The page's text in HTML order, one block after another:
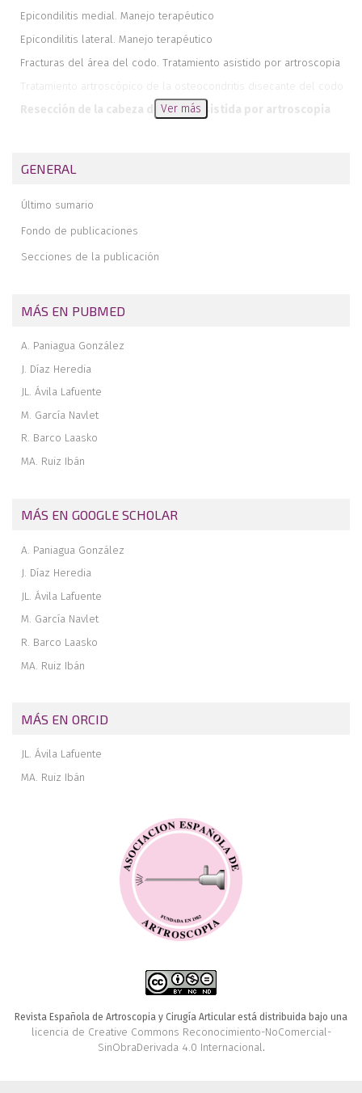
Epicondilitis medial. Manejo terapéutico
Epicondilitis lateral. Manejo terapéutico
Fracturas del área del codo. Tratamiento asistido por artroscopia
Tratamiento artroscópico de la osteocondritis disecante del codo
Resección de la cabeza del radio asistida por artroscopia
Engrosamiento e hipervascularizacion de la cápsula anterior del
Una nueva etapa de la revista. Un nuevo equipo en la edición
Los números monográficos. El nuevo número monográfico
Ver más
GENERAL
Último sumario
Fondo de publicaciones
Secciones de la publicación
MÁS EN PUBMED
A. Paniagua González
J. Díaz Heredia
JL. Ávila Lafuente
M. García Navlet
R. Barco Laasko
MA. Ruiz Ibán
MÁS EN GOOGLE SCHOLAR
A. Paniagua González
J. Díaz Heredia
JL. Ávila Lafuente
M. García Navlet
R. Barco Laasko
MA. Ruiz Ibán
MÁS EN ORCID
JL. Ávila Lafuente
MA. Ruiz Ibán
Revista Española de Artroscopia y Cirugía Articular está distribuida bajo una
licencia de Creative Commons Reconocimiento-NoComercial-
SinObraDerivada 4.0 Internacional.